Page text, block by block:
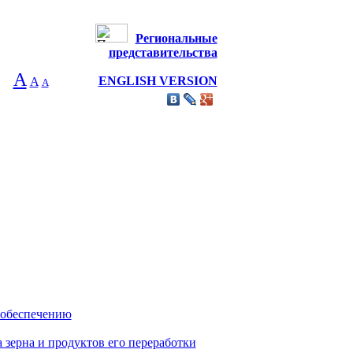
А A А
Региональные
представительства
ENGLISH VERSION
и продуктов его переработки